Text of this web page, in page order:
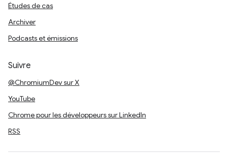
Études de cas
Archiver
Podcasts et émissions
Suivre
@ChromiumDev sur X
YouTube
Chrome pour les développeurs sur LinkedIn
RSS